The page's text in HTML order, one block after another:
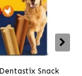
Snack